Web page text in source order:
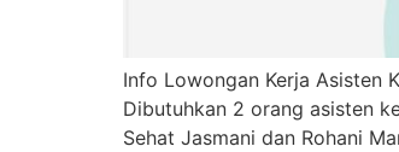
Info Lowongan Kerja Asisten
Dibutuhkan 2 orang asisten
Sehat Jasmani dan Rohani